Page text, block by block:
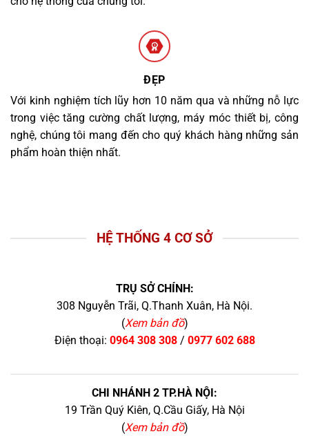
ĐẸP
Với kinh nghiệm tích lũy hơn 10 năm qua và những nỗ lực
trong việc tăng cường chất lượng, máy móc thiết bị, công
nghệ, chúng tôi mang đến cho quý khách hàng những sản
phẩm hoàn thiện nhất.
HỆ THỐNG 4 CƠ SỞ
TRỤ SỞ CHÍNH:
308 Nguyễn Trãi, Q.Thanh Xuân, Hà Nội.
(Xem bản đồ)
Điện thoại: 0964 308 308/ 0977 602 688
CHI NHÁNH 2 TP.HÀ NỘI:
19 Trần Quý Kiên, Q.Cầu Giấy, Hà Nội
(Xem bản đồ)